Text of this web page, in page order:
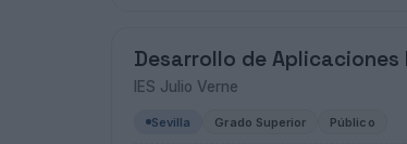
Desarrollo de
IES Julio Verne
Sevilla Grado Superior Público